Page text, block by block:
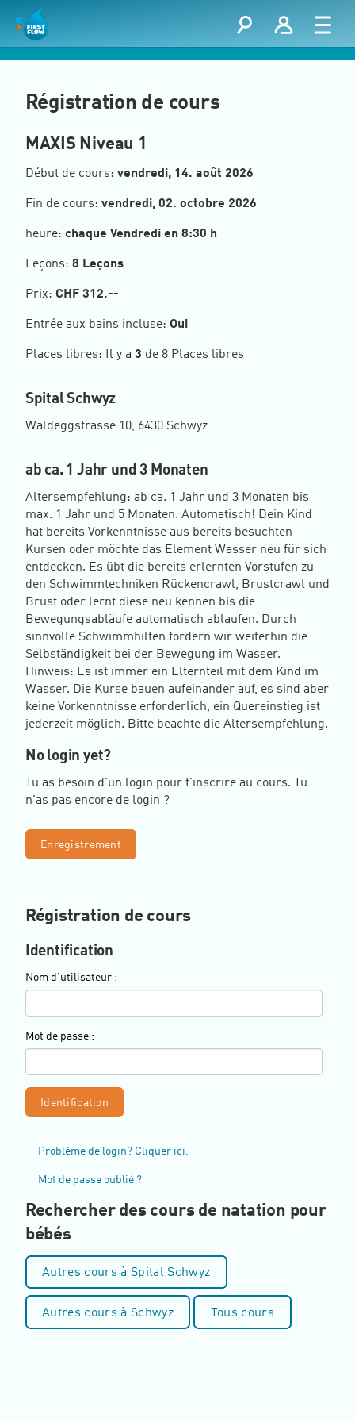
Régistration de cours
MAXIS Niveau 1
Début de cours: vendredi, 14. août 2026
Fin de cours: vendredi, 02. octobre 2026
heure: chaque Vendredi en 8:30 h
Leçons: 8 Leçons
Prix: CHF 312.--
Entrée aux bains incluse: Oui
Places libres: Il y a 3 de 8 Places libres
Spital Schwyz
Waldeggstrasse 10, 6430 Schwyz
ab ca. 1 Jahr und 3 Monaten
Altersempfehlung: ab ca. 1 Jahr und 3 Monaten bis
max. 1 Jahr und 5 Monaten. Automatisch! Dein Kind
hat bereits Vorkenntnisse aus bereits besuchten
Kursen oder möchte das Element Wasser neu für sich
entdecken. Es übt die bereits erlernten Vorstufen zu
den Schwimmtechniken Rückencrawl, Brustcrawl und
Brust oder lernt diese neu kennen bis die
Bewegungsabläufe automatisch ablaufen. Durch
sinnvolle Schwimmhilfen fördern wir weiterhin die
Selbständigkeit bei der Bewegung im Wasser.
Hinweis: Es ist immer ein Elternteil mit dem Kind im
Wasser. Die Kurse bauen aufeinander auf, es sind aber
keine Vorkenntnisse erforderlich, ein Quereinstieg ist
jederzeit möglich. Bitte beachte die Altersempfehlung.
No login yet?
Tu as besoin d'un login pour t'inscrire au cours. Tu
n'as pas encore de login ?
Enregistrement
Régistration de cours
Identification
Nom d'utilisateur :
Mot de passe :
Problème de login? Cliquer ici.
Mot de passe oublié ?
Rechercher des cours de natation pour
bébés
Autres cours à Spital Schwyz
Autres cours à Schwyz Tous cours